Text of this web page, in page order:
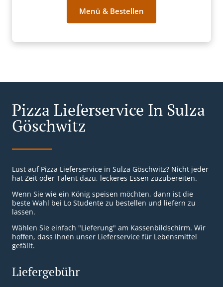
Menü & Bestellen
Pizza Lieferservice In Sulza
Göschwitz
Lust auf Pizza Lieferservice in Sulza Göschwitz? Nicht jeder
hat Zeit oder Talent dazu, leckeres Essen zuzubereiten.
Wenn Sie wie ein König speisen möchten, dann ist die
beste Wahl bei Lo Studente zu bestellen und liefern zu
lassen.
Wählen Sie einfach "Lieferung" am Kassenbildschirm. Wir
hoffen, dass Ihnen unser Lieferservice für Lebensmittel
gefällt.
Liefergebühr